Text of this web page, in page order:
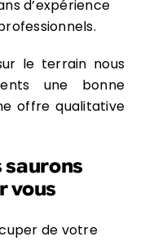
d’expérience
le terrain nous
une bonne
offre qualitative
saurons
vous
de votre